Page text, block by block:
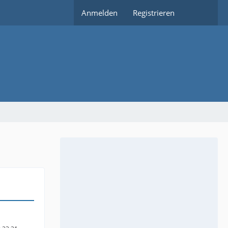
Anmelden Registrieren